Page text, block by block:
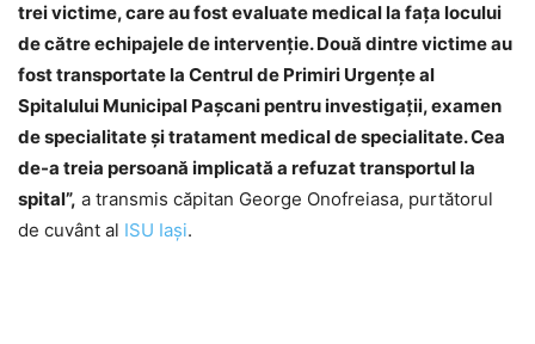
trei victime, care au fost evaluate medical la fața locului
de către echipajele de intervenție.Două dintre victime au
fost transportate la Centrul de Primiri Urgențe al
Spitalului Municipal Pașcani pentru investigații, examen
de specialitate și tratament medical de specialitate. Cea
de-a treia persoană implicată a refuzat transportul la
spital”, a transmis căpitan George Onofreiasa, purtătorul
de cuvânt al ISU Iași.